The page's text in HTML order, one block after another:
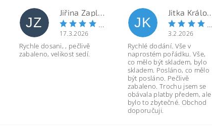
JZ
Jiřina Zapletalová
17.3.2026
Rychle dosani, , pečlivě
zabaleno, velikost sedí.
JK
Jitka
3.2.2026
Rychlé dodání. Vše v
naprostém pořádku. Vše,
co mělo být skladem, bylo
skladem. Posláno, co mělo
být posláno. Pečlivě
zabaleno. Trochu jsem se
obávala platby předem, ale
bylo to zbytečné. Obchod
doporučuji.